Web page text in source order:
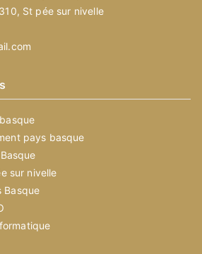
St pée sur nivelle
pays basque
sur nivelle
Basque